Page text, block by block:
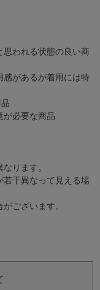
われる状態の良い商
感があるが着用には特
が必要な商品
ります。
干異なって見える場
ございます。